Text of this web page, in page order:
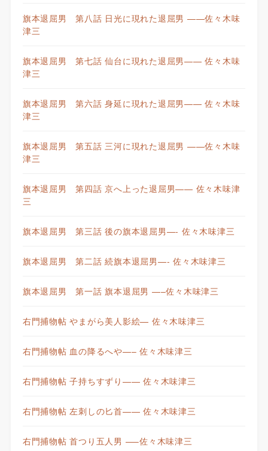
旗本退屈男 第八話 日光に現れた退屈男 ——佐々木味
津三
旗本退屈男 第七話 仙台に現れた退屈男—— 佐々木味
津三
旗本退屈男 第六話 身延に現れた退屈男—— 佐々木味
津三
旗本退屈男 第五話 三河に現れた退屈男 ——佐々木味
津三
旗本退屈男 第四話 京へ上った退屈男—— 佐々木味津
三
旗本退屈男 第三話 後の旗本退屈男—- 佐々木味津三
旗本退屈男 第二話 続旗本退屈男—- 佐々木味津三
旗本退屈男 第一話 旗本退屈男 —–佐々木味津三
右門捕物帖 やまがら美人影絵— 佐々木味津三
右門捕物帖 血の降るへや—– 佐々木味津三
右門捕物帖 子持ちすずり—— 佐々木味津三
右門捕物帖 左刺しの匕首—— 佐々木味津三
右門捕物帖 首つり五人男 —–佐々木味津三